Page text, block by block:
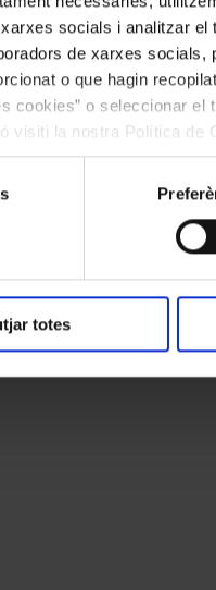
socials i analitzar
de xarxes
o que hagin
cookies” o seleccionar
visiti la nostra Política de
moment.
totes